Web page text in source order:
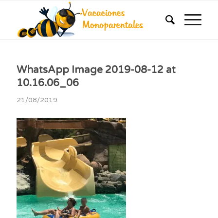
WhatsApp Image 2019-08-12 at
10.16.06_06
21/08/2019